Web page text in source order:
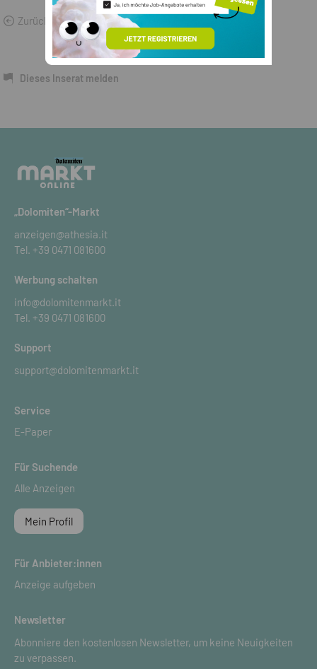
Zurück zu den Suchergebnissen
Dieses Inserat melden
„Dolomiten“-Markt
anzeigen@athesia.it
Tel. +39 0471 081600
Werbung schalten
info@dolomitenmarkt.it
Tel. +39 0471 081600
Support
support@dolomitenmarkt.it
Service
E-Paper
Für Suchende
Alle Anzeigen
Mein Profil
Für Anbieter:innen
Anzeige aufgeben
Newsletter
Abonniere den kostenlosen Newsletter, um keine Neuigkeiten
zu verpassen.